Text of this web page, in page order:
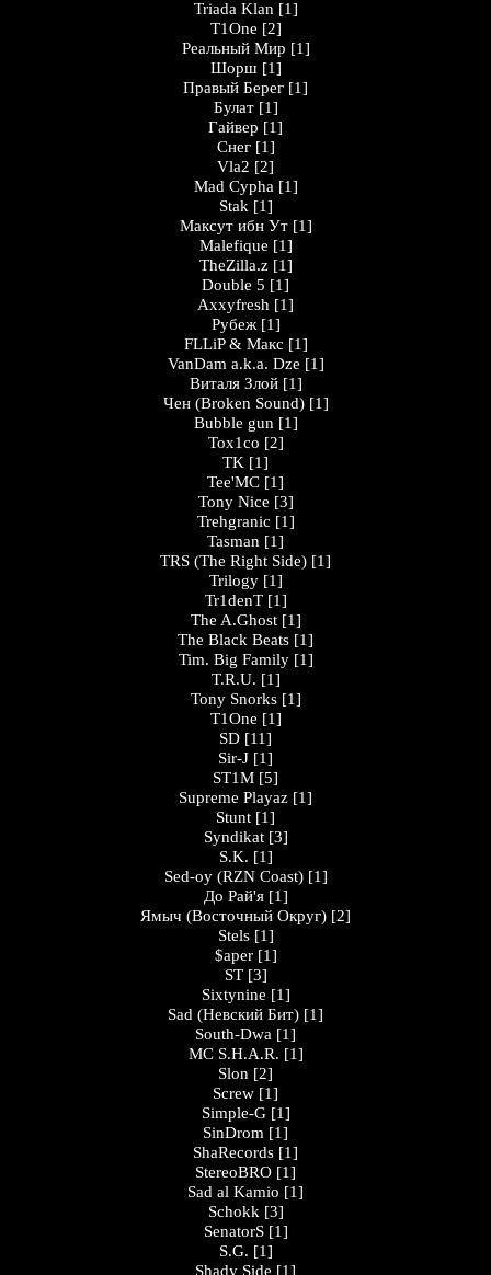
Triada Klan [1]
T1One [2]
Peaльный Миp [1]
Шорш [1]
Правый Берег [1]
Булат [1]
Гайвер [1]
Снег [1]
Vla2 [2]
Mad Cypha [1]
Stak [1]
Максут ибн Ут [1]
Malefique [1]
TheZilla.z [1]
Double 5 [1]
Axxyfresh [1]
Рубеж [1]
FLLiP & Макс [1]
VanDam a.k.a. Dze [1]
Виталя Злой [1]
Чен (Broken Sound) [1]
Bubble gun [1]
Tox1co [2]
TK [1]
Tee'MC [1]
Tony Nice [3]
Trehgranic [1]
Tasman [1]
TRS (The Right Side) [1]
Trilogy [1]
Tr1denT [1]
The A.Ghost [1]
The Black Beats [1]
Tim. Big Family [1]
T.R.U. [1]
Tony Snorks [1]
T1One [1]
SD [11]
Sir-J [1]
ST1M [5]
Supreme Playaz [1]
Stunt [1]
Syndikat [3]
S.K. [1]
Sed-oy (RZN Coast) [1]
До Рай'я [1]
Ямыч (Восточный Округ) [2]
Stels [1]
$aper [1]
ST [3]
Sixtynine [1]
Sad (Невский Бит) [1]
South-Dwa [1]
MC S.H.A.R. [1]
Slon [2]
Screw [1]
Simple-G [1]
SinDrom [1]
ShaRecords [1]
StereoBRO [1]
Sad al Kamio [1]
Schokk [3]
SenatorS [1]
S.G. [1]
Shady Side [1]